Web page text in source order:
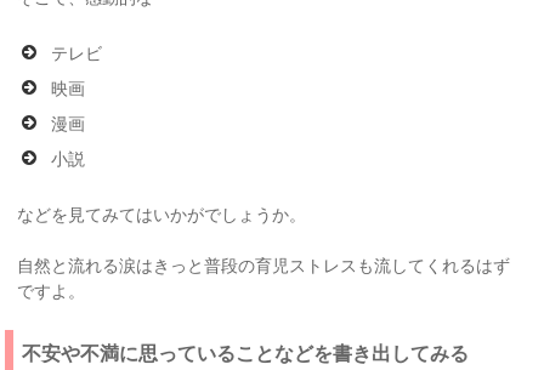
テレビ
映画
漫画
小説
などを見てみてはいかがでしょうか。
自然と流れる涙はきっと普段の育児ストレスも流してくれるはず
ですよ。
不安や不満に思っていることなどを書き出してみる